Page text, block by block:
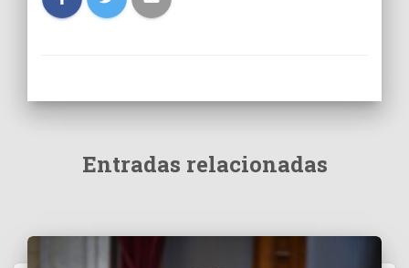
Entradas relacionadas